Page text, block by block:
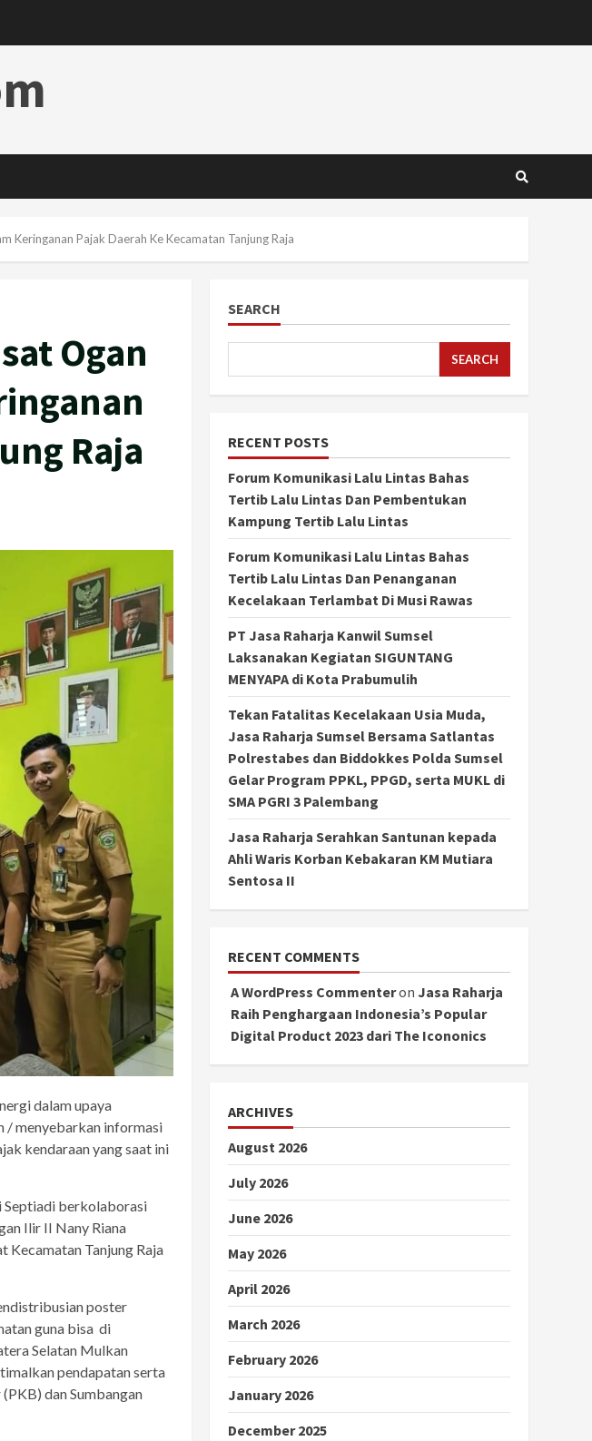
Keringanan Pajak Daerah Ke Kecamatan Tanjung Raja
Ogan
Raja
dalam upaya
/ menyebarkan informasi
kendaraan yang saat ini
Septiadi berkolaborasi
Ilir II Nany Riana
Kecamatan Tanjung Raja
poster
guna bisa di
Selatan Mulkan
pendapatan serta
dan Sumbangan
SEARCH
SEARCH
RECENT POSTS
Forum Komunikasi Lalu Lintas Bahas
Tertib Lalu Lintas Dan Pembentukan
Kampung Tertib Lalu Lintas
Forum Komunikasi Lalu Lintas Bahas
Tertib Lalu Lintas Dan Penanganan
Kecelakaan Terlambat Di Musi Rawas
PT Jasa Raharja Kanwil Sumsel
Laksanakan Kegiatan SIGUNTANG
MENYAPA di Kota Prabumulih
Tekan Fatalitas Kecelakaan Usia Muda,
Jasa Raharja Sumsel Bersama Satlantas
Polrestabes dan Biddokkes Polda Sumsel
Gelar Program PPKL, PPGD, serta MUKL di
SMA PGRI 3 Palembang
Jasa Raharja Serahkan Santunan kepada
Ahli Waris Korban Kebakaran KM Mutiara
Sentosa II
RECENT COMMENTS
A WordPress Commenteron Jasa Raharja
Raih Penghargaan Indonesia’s Popular
Digital Product 2023 dari The Icononics
ARCHIVES
August 2026
July 2026
June 2026
May 2026
April 2026
March 2026
February 2026
January 2026
December 2025